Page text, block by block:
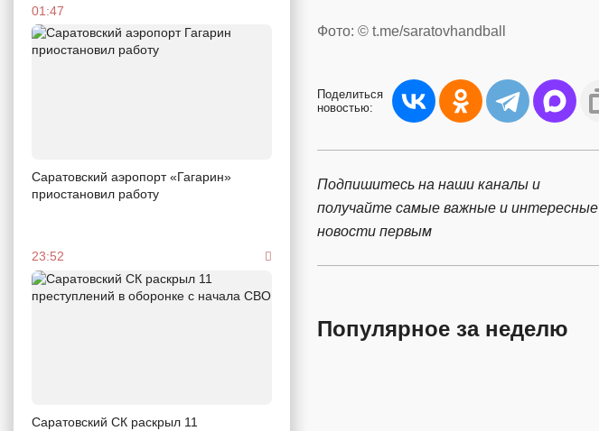
01:47
Саратовский аэропорт «Гагарин»
приостановил работу
23:52
Саратовский СК раскрыл 11
Фото: © t.me/saratovhandball
Поделиться
новостью:
Подпишитесь на наши каналы и
получайте самые важные и интересные
новости первым
Популярное за неделю